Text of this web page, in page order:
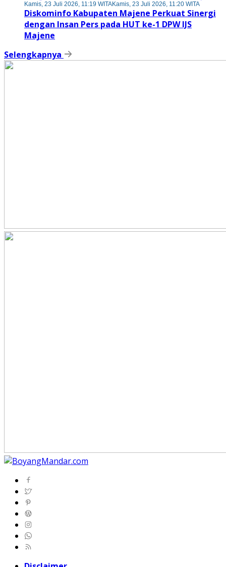
Kamis, 23 Juli 2026, 11:19 WITAKamis, 23 Juli 2026, 11:20 WITA
Diskominfo Kabupaten Majene Perkuat Sinergi
dengan Insan Pers pada HUT ke-1 DPW IJS
Majene
Selengkapnya